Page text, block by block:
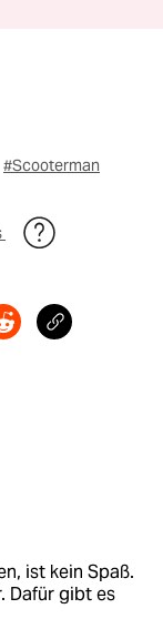
#Scooterman
ist kein Spaß.
Dafür gibt es